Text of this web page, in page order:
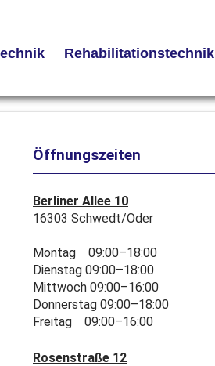
Rehabilitationstechnik
Öffnungszeiten
Berliner Allee 10
16303 Schwedt/Oder
Montag 09:00–18:00
Dienstag 09:00–18:00
Mittwoch 09:00–16:00
Donnerstag 09:00–18:00
Freitag 09:00–16:00
Rosenstraße 12